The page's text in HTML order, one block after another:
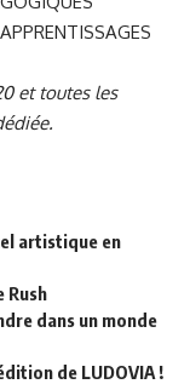
et toutes les
.
artistique en
Rush
dans un monde
de LUDOVIA !